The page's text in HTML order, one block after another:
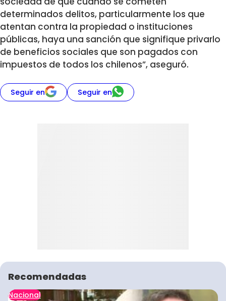
determinados delitos, particularmente los que
atentan contra la propiedad o instituciones
públicas, haya una sanción que signifique privarlo
de beneficios sociales que son pagados con
impuestos de todos los chilenos”, aseguró.
Seguir en Seguir en
Recomendadas
Nacional